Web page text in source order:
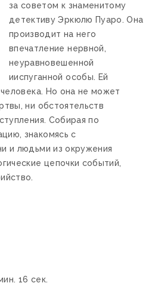
за советом к знаменитому
детективу Эркюлю Пуаро. Она
производит на него
впечатление нервной,
неуравновешенной
ииспуганной особы. Ей
Но она не может
ни обстоятельств
Собирая по
знакомясь с
и людьми из окружения
цепочки событий,
16 сек.